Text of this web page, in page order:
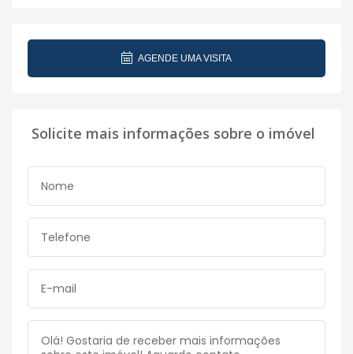
AGENDE UMA VISITA
Solicite mais informações sobre o imóvel